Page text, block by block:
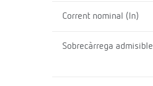
Corrent nominal (In)
Sobrecàrrega admisible